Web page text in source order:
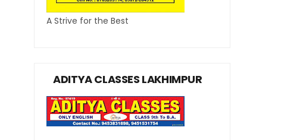
A Strive for the Best
ADITYA CLASSES LAKHIMPUR